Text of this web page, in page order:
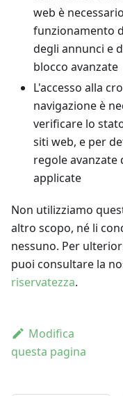
web è
funzionamento
degli annunci e
blocco avanzate
L'accesso alla
navigazione è
verificare lo
siti web, e per
regole avanzate
applicate
Non utilizziamo
altro scopo, né li
nessuno. Per
puoi consultare la
riservatezza.
Modifica
questa pagina